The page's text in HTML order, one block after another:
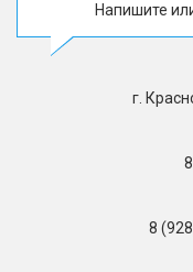
Напишите
г.
8